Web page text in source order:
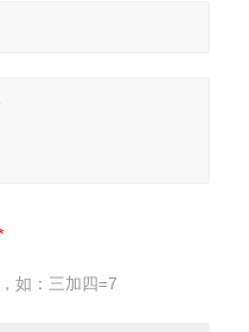
如：三加四=7